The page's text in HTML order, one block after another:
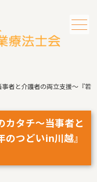
事者と介護者の両立支援～『若
カタチ～当事者と
つどいin川越』